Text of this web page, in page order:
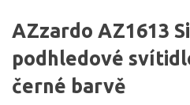
AZzardo AZ1613
podhledové
černé barvě